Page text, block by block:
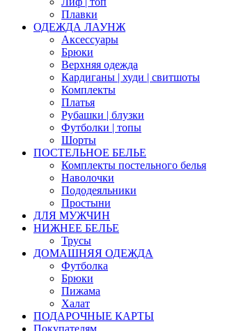
Плавки
ОДЕЖДА ЛАУНЖ
Аксессуары
Брюки
Верхняя одежда
Кардиганы | худи | свитшоты
Комплекты
Платья
Рубашки | блузки
Футболки | топы
Шорты
ПОСТЕЛЬНОЕ БЕЛЬЕ
Комплекты постельного белья
Наволочки
Пододеяльники
Простыни
ДЛЯ МУЖЧИН
НИЖНЕЕ БЕЛЬЕ
Трусы
ДОМАШНЯЯ ОДЕЖДА
Футболка
Брюки
Пижама
Халат
ПОДАРОЧНЫЕ КАРТЫ
Покупателям